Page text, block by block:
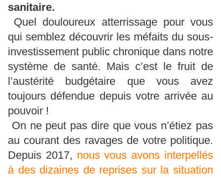
sanitaire.
Quel douloureux atterrissage pour vous
qui semblez découvrir les méfaits du sous-
investissement public chronique dans notre
système de santé. Mais c’est le fruit de
l’austérité budgétaire que vous avez
toujours défendue depuis votre arrivée au
pouvoir !
On ne peut pas dire que vous n’étiez pas
au courant des ravages de votre politique.
Depuis 2017, nous vous avons interpellés
à des dizaines de reprises sur la situation